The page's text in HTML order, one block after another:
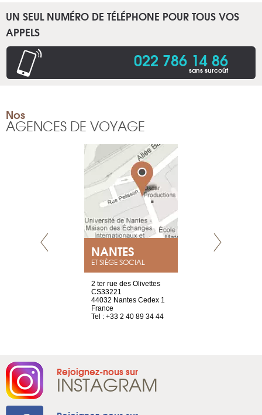
UN SEUL NUMÉRO DE TÉLÉPHONE POUR TOUS VOS
APPELS
022 786 14 86
sans surcoût
Nos
AGENCES DE VOYAGE
NANTES
ET SIÈGE SOCIAL
2 ter rue des Olivettes
CS33221
44032 Nantes Cedex 1
France
Tel : +33 2 40 89 34 44
Rejoignez-nous sur
INSTAGRAM